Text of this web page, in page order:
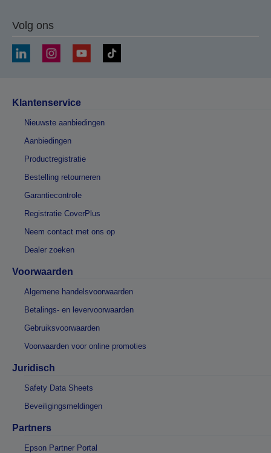
Volg ons
Klantenservice
Nieuwste aanbiedingen
Aanbiedingen
Productregistratie
Bestelling retourneren
Garantiecontrole
Registratie CoverPlus
Neem contact met ons op
Dealer zoeken
Voorwaarden
Algemene handelsvoorwaarden
Betalings- en levervoorwaarden
Gebruiksvoorwaarden
Voorwaarden voor online promoties
Juridisch
Safety Data Sheets
Beveiligingsmeldingen
Partners
Epson Partner Portal